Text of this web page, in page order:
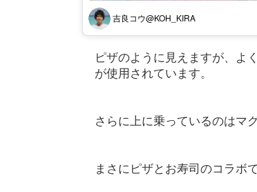
吉良コウ@KOH_KIRA
ピザのように見えますが、よ
が使用されています。
さらに上に乗っているのはマ
まさにピザとお寿司のコラボで